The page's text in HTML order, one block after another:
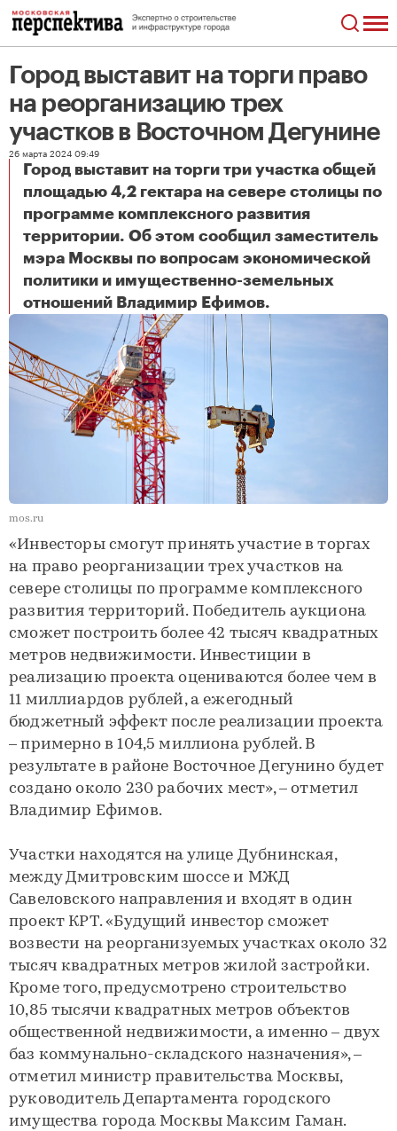
Город выставит на торги право
на реорганизацию трех
участков в Восточном Дегунине
26 марта 2024 09:49
Город выставит на торги три участка общей
площадью 4,2 гектара на севере столицы по
программе комплексного развития
территории. Об этом сообщил заместитель
мэра Москвы по вопросам экономической
политики и имущественно-земельных
отношений Владимир Ефимов.
mos.ru
«Инвесторы смогут принять участие в торгах
на право реорганизации трех участков на
севере столицы по программе комплексного
развития территорий. Победитель аукциона
сможет построить более 42 тысяч квадратных
метров недвижимости. Инвестиции в
реализацию проекта оцениваются более чем в
11 миллиардов рублей, а ежегодный
бюджетный эффект после реализации проекта
– примерно в 104,5 миллиона рублей. В
результате в районе Восточное Дегунино будет
создано около 230 рабочих мест», – отметил
Владимир Ефимов.
Участки находятся на улице Дубнинская,
между Дмитровским шоссе и МЖД
Савеловского направления и входят в один
проект КРТ. «Будущий инвестор сможет
возвести на реорганизуемых участках около 32
тысяч квадратных метров жилой застройки.
Кроме того, предусмотрено строительство
10,85 тысячи квадратных метров объектов
общественной недвижимости, а именно – двух
баз коммунально-складского назначения», –
отметил министр правительства Москвы,
руководитель Департамента городского
имущества города Москвы Максим Гаман.